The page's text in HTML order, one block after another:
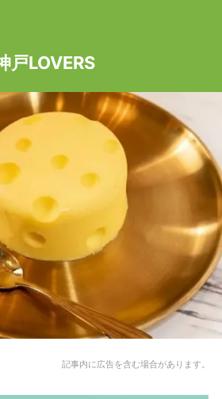
戸LOVERS
記事内に広告を含む場合があります。